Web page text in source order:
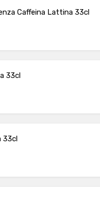
Caffeina Lattina 33cl
33cl
33cl